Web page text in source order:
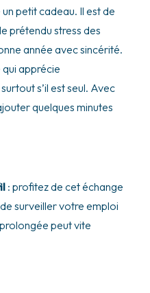
petit cadeau. Il est de
prétendu stress des
année avec sincérité.
qui apprécie
s’il est seul. Avec
quelques minutes
: profitez de cet échange
surveiller votre emploi
peut vite